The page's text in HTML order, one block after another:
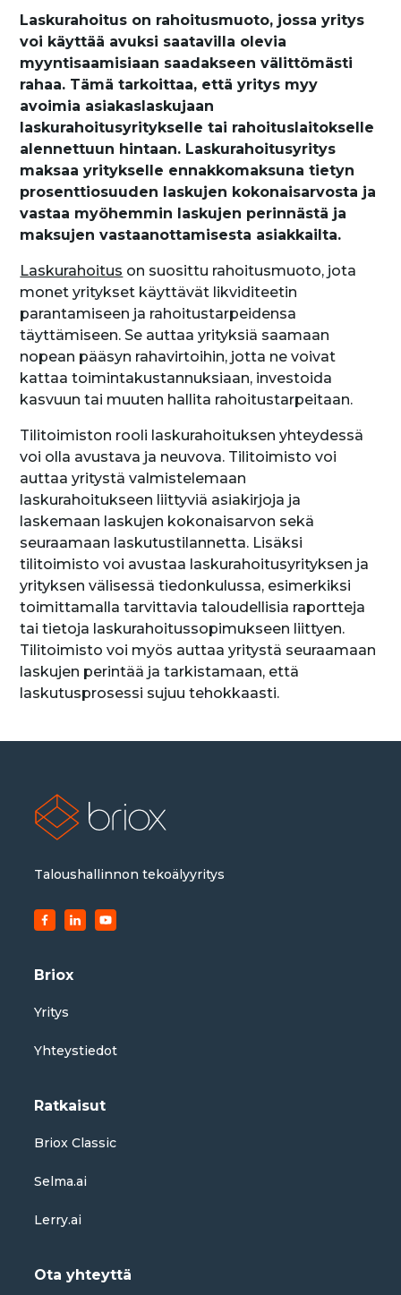
Laskurahoitus on rahoitusmuoto, jossa yritys
voi käyttää avuksi saatavilla olevia
myyntisaamisiaan saadakseen välittömästi
rahaa. Tämä tarkoittaa, että yritys myy
avoimia asiakaslaskujaan
laskurahoitusyritykselle tai rahoituslaitokselle
alennettuun hintaan. Laskurahoitusyritys
maksaa yritykselle ennakkomaksuna tietyn
prosenttiosuuden laskujen kokonaisarvosta ja
vastaa myöhemmin laskujen perinnästä ja
maksujen vastaanottamisesta asiakkailta.
Laskurahoitus on suosittu rahoitusmuoto, jota
monet yritykset käyttävät likviditeetin
parantamiseen ja rahoitustarpeidensa
täyttämiseen. Se auttaa yrityksiä saamaan
nopean pääsyn rahavirtoihin, jotta ne voivat
kattaa toimintakustannuksiaan, investoida
kasvuun tai muuten hallita rahoitustarpeitaan.
Tilitoimiston rooli laskurahoituksen yhteydessä
voi olla avustava ja neuvova. Tilitoimisto voi
auttaa yritystä valmistelemaan
laskurahoitukseen liittyviä asiakirjoja ja
laskemaan laskujen kokonaisarvon sekä
seuraamaan laskutustilannetta. Lisäksi
tilitoimisto voi avustaa laskurahoitusyrityksen ja
yrityksen välisessä tiedonkulussa, esimerkiksi
toimittamalla tarvittavia taloudellisia raportteja
tai tietoja laskurahoitussopimukseen liittyen.
Tilitoimisto voi myös auttaa yritystä seuraamaan
laskujen perintää ja tarkistamaan, että
laskutusprosessi sujuu tehokkaasti.
Taloushallinnon tekoälyyritys
Briox
Yritys
Yhteystiedot
Ratkaisut
Briox Classic
Selma.ai
Lerry.ai
Ota yhteyttä